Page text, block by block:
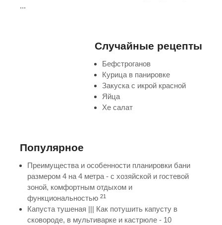
...
Случайные рецепты
Бефстроганов
Курица в панировке
Закуска с икрой красной
Яйца
Хе салат
Популярное
Преимущества и особенности планировки бани
размером 4 на 4 метра - с хозяйской и гостевой
зоной, комфортным отдыхом и
функциональностью 21
Капуста тушеная ||| Как потушить капусту в
сковороде, в мультиварке и кастрюле - 10